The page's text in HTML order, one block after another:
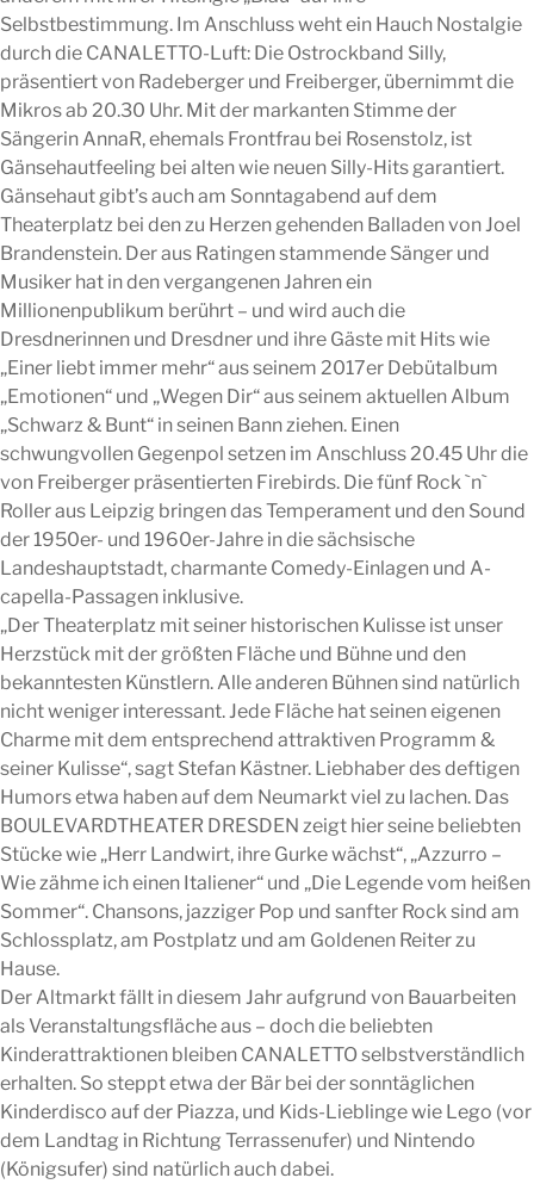
Selbstbestimmung. Im Anschluss weht ein Hauch Nostalgie
durch die CANALETTO-Luft: Die Ostrockband Silly,
präsentiert von Radeberger und Freiberger, übernimmt die
Mikros ab 20.30 Uhr. Mit der markanten Stimme der
Sängerin AnnaR, ehemals Frontfrau bei Rosenstolz, ist
Gänsehautfeeling bei alten wie neuen Silly-Hits garantiert.
Gänsehaut gibt’s auch am Sonntagabend auf dem
Theaterplatz bei den zu Herzen gehenden Balladen von Joel
Brandenstein. Der aus Ratingen stammende Sänger und
Musiker hat in den vergangenen Jahren ein
Millionenpublikum berührt – und wird auch die
Dresdnerinnen und Dresdner und ihre Gäste mit Hits wie
„Einer liebt immer mehr“ aus seinem 2017er Debütalbum
„Emotionen“ und „Wegen Dir“ aus seinem aktuellen Album
„Schwarz & Bunt“ in seinen Bann ziehen. Einen
schwungvollen Gegenpol setzen im Anschluss 20.45 Uhr die
von Freiberger präsentierten Firebirds. Die fünf Rock `n`
Roller aus Leipzig bringen das Temperament und den Sound
der 1950er- und 1960er-Jahre in die sächsische
Landeshauptstadt, charmante Comedy-Einlagen und A-
capella-Passagen inklusive.
„Der Theaterplatz mit seiner historischen Kulisse ist unser
Herzstück mit der größten Fläche und Bühne und den
bekanntesten Künstlern. Alle anderen Bühnen sind natürlich
nicht weniger interessant. Jede Fläche hat seinen eigenen
Charme mit dem entsprechend attraktiven Programm &
seiner Kulisse“, sagt Stefan Kästner. Liebhaber des deftigen
Humors etwa haben auf dem Neumarkt viel zu lachen. Das
BOULEVARDTHEATER DRESDEN zeigt hier seine beliebten
Stücke wie „Herr Landwirt, ihre Gurke wächst“, „Azzurro –
Wie zähme ich einen Italiener“ und „Die Legende vom heißen
Sommer“. Chansons, jazziger Pop und sanfter Rock sind am
Schlossplatz, am Postplatz und am Goldenen Reiter zu
Hause.
Der Altmarkt fällt in diesem Jahr aufgrund von Bauarbeiten
als Veranstaltungsfläche aus – doch die beliebten
Kinderattraktionen bleiben CANALETTO selbstverständlich
erhalten. So steppt etwa der Bär bei der sonntäglichen
Kinderdisco auf der Piazza, und Kids-Lieblinge wie Lego (vor
dem Landtag in Richtung Terrassenufer) und Nintendo
(Königsufer) sind natürlich auch dabei.